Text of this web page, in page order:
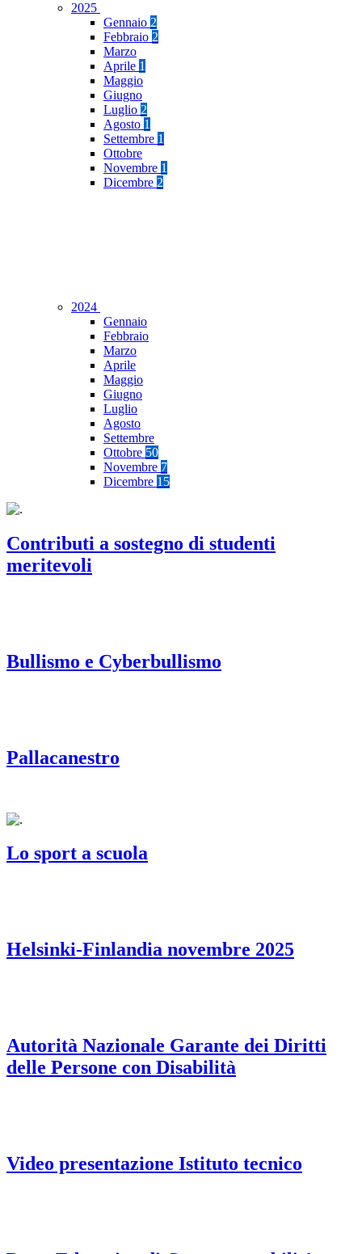
2025
Gennaio 2
Febbraio 2
Marzo
Aprile 1
Maggio
Giugno
Luglio 2
Agosto 1
Settembre 1
Ottobre
Novembre 1
Dicembre 2
2024
Gennaio
Febbraio
Marzo
Aprile
Maggio
Giugno
Luglio
Agosto
Settembre
Ottobre 50
Novembre 7
Dicembre 15
Contributi a sostegno di studenti
meritevoli
Bullismo e Cyberbullismo
Pallacanestro
Lo sport a scuola
Helsinki-Finlandia novembre 2025
Autorità Nazionale Garante dei Diritti
delle Persone con Disabilità
Video presentazione Istituto tecnico